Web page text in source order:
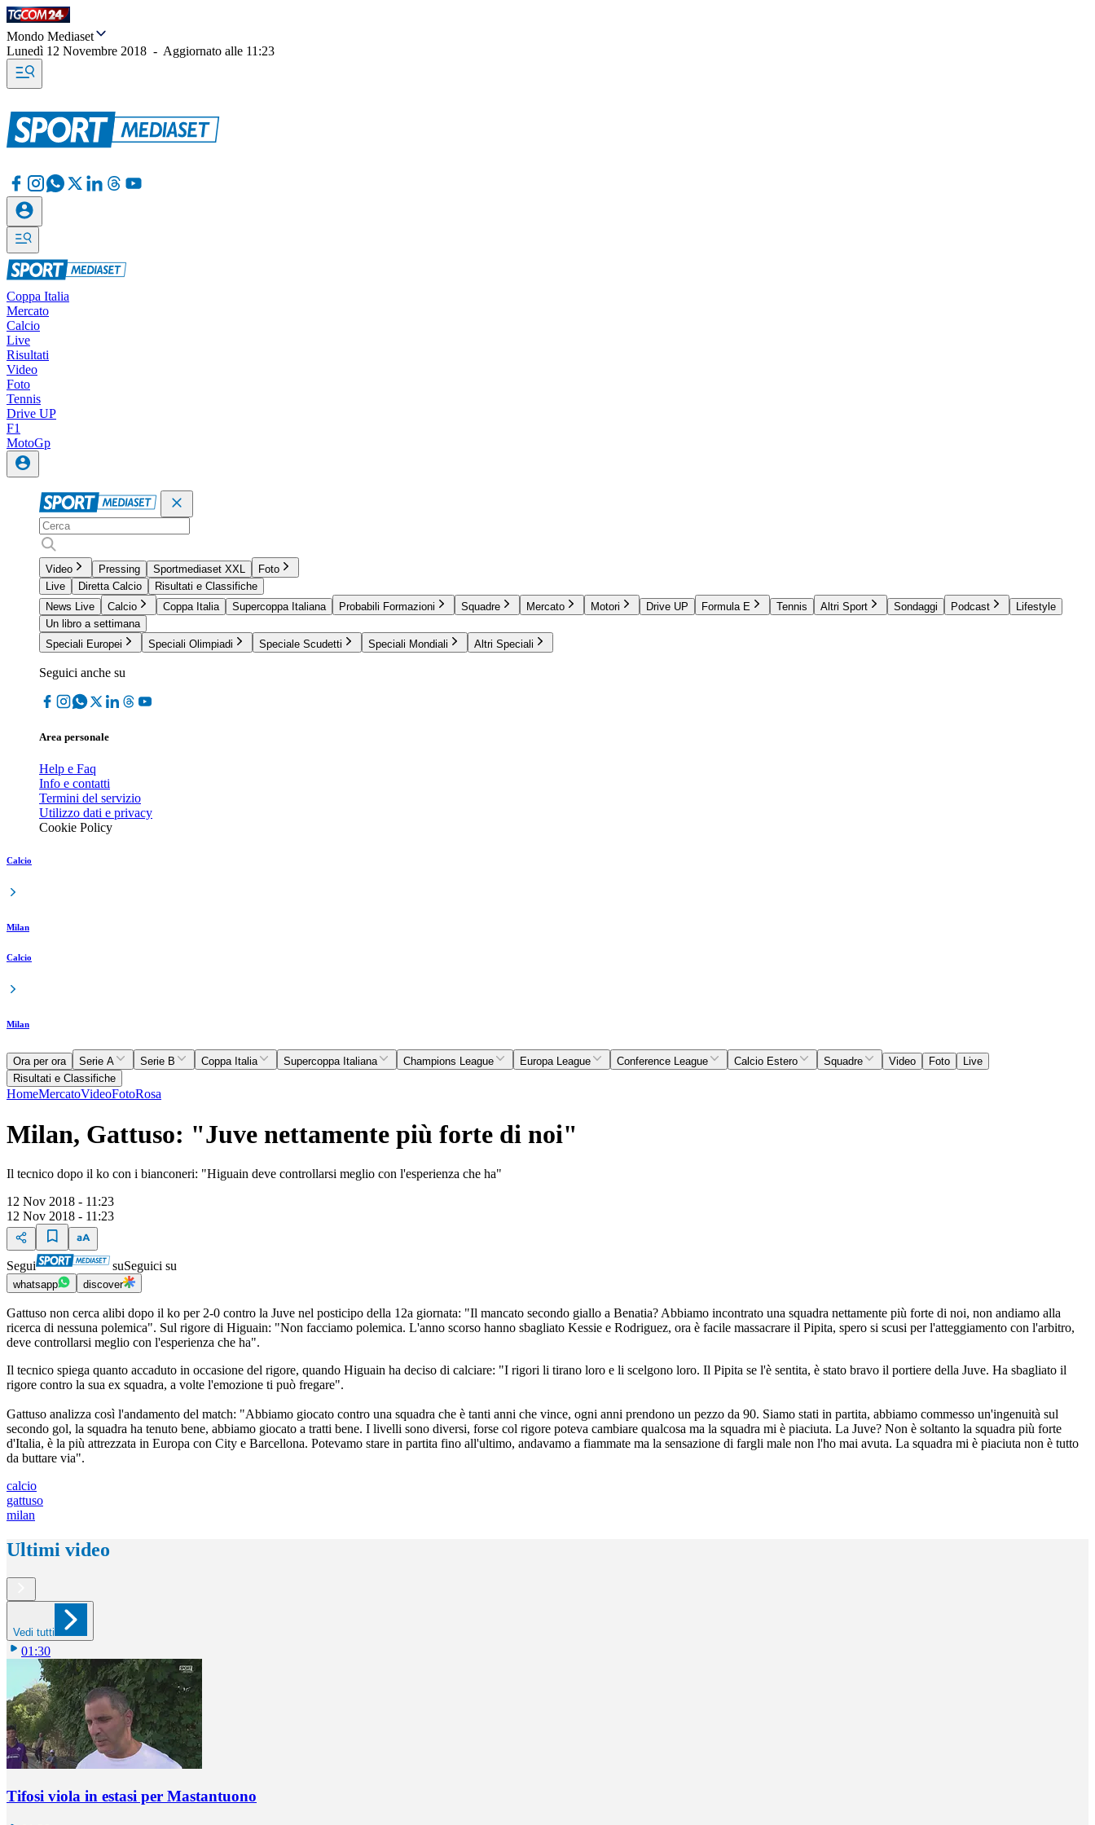
Mondo Mediaset
Lunedì 12 Novembre 2018 - Aggiornato alle 11:23
Coppa Italia
Mercato
Calcio
Live
Risultati
Video
Foto
Tennis
Drive UP
F1
MotoGp
Video Pressing Sportmediaset XXL
Foto
Live
Diretta Calcio
Risultati e Classifiche
News Live
Calcio Coppa Italia Supercoppa Italiana Probabili Formazioni Squadre Mercato Motori Drive UP Formula E Tennis Altri Sport Sondaggi Podcast
Lifestyle
Un libro a settimana
Speciali Europei
Speciali Olimpiadi Speciale Scudetti Speciali Mondiali Altri Speciali
Seguici anche su
Area personale
Help e Faq
Info e contatti
Termini del servizio
Utilizzo dati e privacy
Cookie Policy
Calcio
Milan
Calcio
Milan
Ora per ora Serie A Serie B Coppa Italia Supercoppa Italiana Champions League Europa League Conference League Calcio Estero Squadre Video Foto
Live
Risultati e Classifiche
HomeMercatoVideoFotoRosa
Milan, Gattuso: "Juve nettamente più forte di noi"
Il tecnico dopo il ko con i bianconeri: "Higuain deve controllarsi meglio con l'esperienza che ha"
12 Nov 2018 - 11:23
12 Nov 2018 - 11:23
Segui suSeguici su
whatsapp discover
Gattuso non cerca alibi dopo il ko per 2-0 contro la Juve nel posticipo della 12a giornata: "Il mancato secondo giallo a Benatia? Abbiamo incontrato una squadra nettamente più forte di noi, non andiamo alla
ricerca di nessuna polemica". Sul rigore di Higuain: "Non facciamo polemica. L'anno scorso hanno sbagliato Kessie e Rodriguez, ora è facile massacrare il Pipita, spero si scusi per l'atteggiamento con l'arbitro,
deve controllarsi meglio con l'esperienza che ha".
Il tecnico spiega quanto accaduto in occasione del rigore, quando Higuain ha deciso di calciare: "I rigori li tirano loro e li scelgono loro. Il Pipita se l'è sentita, è stato bravo il portiere della Juve. Ha sbagliato il
rigore contro la sua ex squadra, a volte l'emozione ti può fregare".
Gattuso analizza così l'andamento del match: "Abbiamo giocato contro una squadra che è tanti anni che vince, ogni anni prendono un pezzo da 90. Siamo stati in partita, abbiamo commesso un'ingenuità sul
secondo gol, la squadra ha tenuto bene, abbiamo giocato a tratti bene. I livelli sono diversi, forse col rigore poteva cambiare qualcosa ma la squadra mi è piaciuta. La Juve? Non è soltanto la squadra più forte
d'Italia, è la più attrezzata in Europa con City e Barcellona. Potevamo stare in partita fino all'ultimo, andavamo a fiammate ma la sensazione di fargli male non l'ho mai avuta. La squadra mi è piaciuta non è tutto
da buttare via".
calcio
gattuso
milan
Ultimi video
Vedi tutti
01:30
Tifosi viola in estasi per Mastantuono